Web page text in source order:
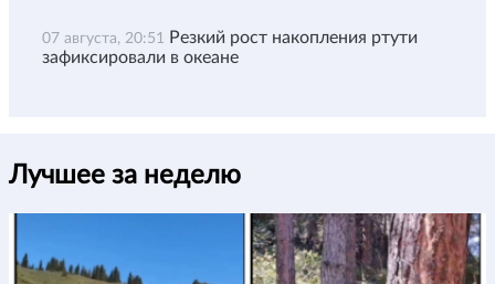
07 августа, 20:51
Резкий рост накопления ртути
зафиксировали в океане
Лучшее за неделю